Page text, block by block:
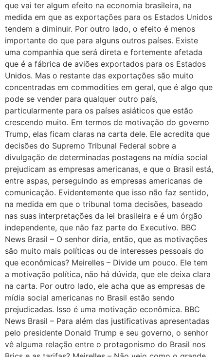
que vai ter algum efeito na economia brasileira, na
medida em que as exportações para os Estados Unidos
tendem a diminuir. Por outro lado, o efeito é menos
importante do que para alguns outros países. Existe
uma companhia que será direta e fortemente afetada
que é a fábrica de aviões exportados para os Estados
Unidos. Mas o restante das exportações são muito
concentradas em commodities em geral, que é algo que
pode se vender para qualquer outro país,
particularmente para os países asiáticos que estão
crescendo muito. Em termos de motivação do governo
Trump, elas ficam claras na carta dele. Ele acredita que
decisões do Supremo Tribunal Federal sobre a
divulgação de determinadas postagens na mídia social
prejudicam as empresas americanas, e que o Brasil está,
entre aspas, perseguindo as empresas americanas de
comunicação. Evidentemente que isso não faz sentido,
na medida em que o tribunal toma decisões, baseado
nas suas interpretações da lei brasileira e é um órgão
independente, que não faz parte do Executivo. BBC
News Brasil – O senhor diria, então, que as motivações
são muito mais políticas ou de interesses pessoais do
que econômicas? Meirelles – Divide um pouco. Ele tem
a motivação política, não há dúvida, que ele deixa clara
na carta. Por outro lado, ele acha que as empresas de
mídia social americanas no Brasil estão sendo
prejudicadas. Isso é uma motivação econômica. BBC
News Brasil – Para além das justificativas apresentadas
pelo presidente Donald Trump e seu governo, o senhor
vê alguma relação entre o protagonismo do Brasil nos